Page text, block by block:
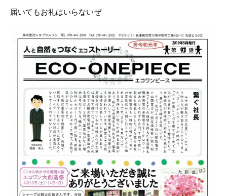
届いてもお礼はいらないぜ